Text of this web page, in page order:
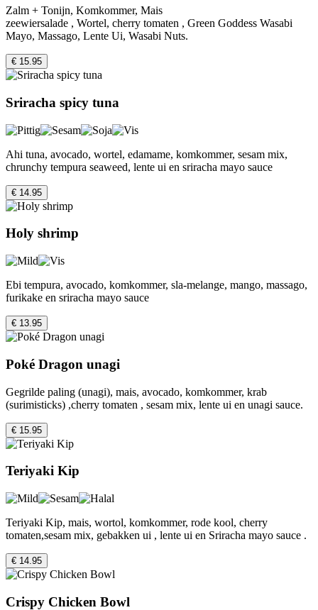
Zalm + Tonijn, Komkommer, Mais
zeewiersalade , Wortel, cherry tomaten , Green Goddess Wasabi
Mayo, Massago, Lente Ui, Wasabi Nuts.
€ 15.95
Sriracha spicy tuna
Ahi tuna, avocado, wortel, edamame, komkommer, sesam mix,
chrunchy tempura seaweed, lente ui en sriracha mayo sauce
€ 14.95
Holy shrimp
Ebi tempura, avocado, komkommer, sla-melange, mango, massago,
furikake en sriracha mayo sauce
€ 13.95
Poké Dragon unagi
Gegrilde paling (unagi), mais, avocado, komkommer, krab
(surimisticks) ,cherry tomaten , sesam mix, lente ui en unagi sauce.
€ 15.95
Teriyaki Kip
Teriyaki Kip, mais, wortol, komkommer, rode kool, cherry
tomaten,sesam mix, gebakken ui , lente ui en Sriracha mayo sauce .
€ 14.95
Crispy Chicken Bowl